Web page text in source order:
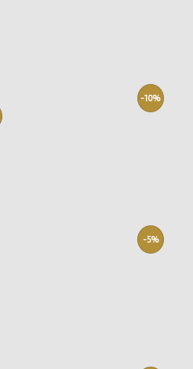
-10%
-5%